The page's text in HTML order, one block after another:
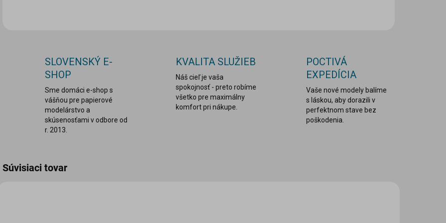
SLOVENSKÝ E-
SHOP
Sme domáci e-shop s
vášňou pre papierové
modelárstvo a
skúsenosťami v odbore od
r. 2013.
KVALITA SLUŽIEB
Náš cieľ je vaša
spokojnosť - preto robíme
všetko pre maximálny
komfort pri nákupe.
POCTIVÁ
EXPEDÍCIA
Vaše nové modely balíme
s láskou, aby dorazili v
perfektnom stave bez
poškodenia.
Súvisiaci tovar